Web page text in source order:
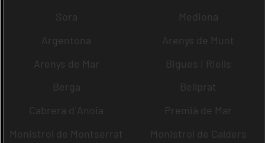
Sora
Mediona
Argentona
Arenys de Munt
Arenys de Mar
Bigues i Riells
Berga
Bellprat
Cabrera d´Anoia
Premià de Mar
Monistrol de Montserrat
Monistrol de Calders